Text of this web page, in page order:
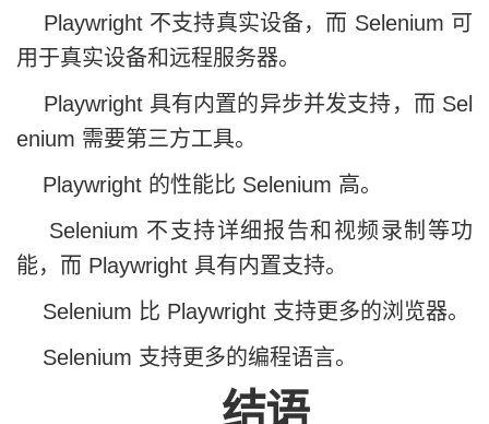
Playwright 不支持真实设备，而 Selenium 可
用于真实设备和远程服务器。
Playwright 具有内置的异步并发支持，而 Sel
enium 需要第三方工具。
Playwright 的性能比 Selenium 高。
Selenium 不支持详细报告和视频录制等功
能，而 Playwright 具有内置支持。
Selenium 比 Playwright 支持更多的浏览器。
Selenium 支持更多的编程语言。
结语